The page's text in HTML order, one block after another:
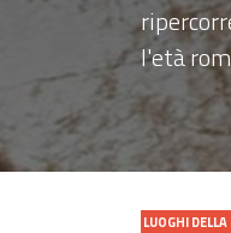
l'età
LUOGHI